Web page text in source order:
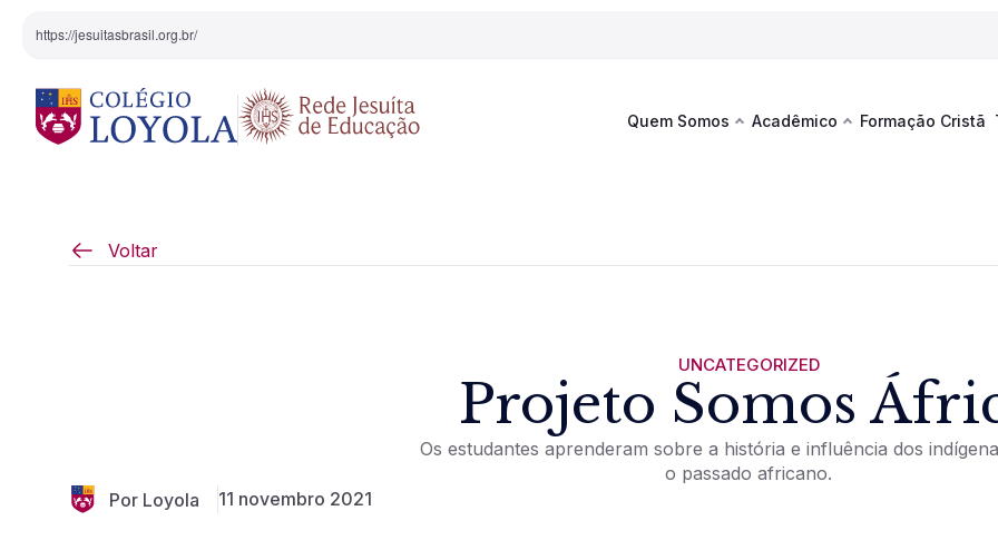
https://jesuitasbrasil.org.br/
Quem Somos
Documentos Institucionais
Acadêmico Formação Cristã
Voltar
UNCATEGORIZED
Projeto Somos
Os estudantes aprenderam sobre a história e influência dos
o passado africano.
Por Loyola
11 novembro 2021